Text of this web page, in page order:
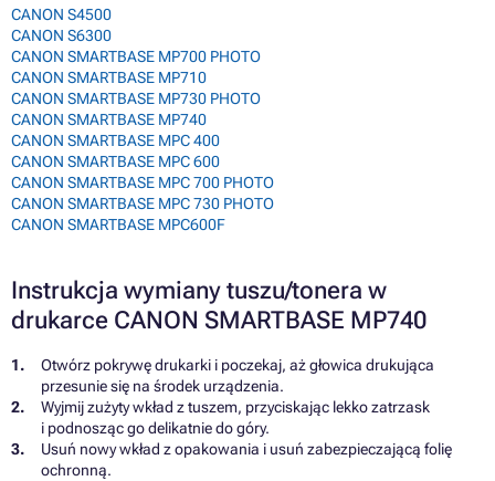
CANON S4500
CANON S6300
CANON SMARTBASE MP700 PHOTO
CANON SMARTBASE MP710
CANON SMARTBASE MP730 PHOTO
CANON SMARTBASE MP740
CANON SMARTBASE MPC 400
CANON SMARTBASE MPC 600
CANON SMARTBASE MPC 700 PHOTO
CANON SMARTBASE MPC 730 PHOTO
CANON SMARTBASE MPC600F
Instrukcja wymiany tuszu/tonera w
drukarce CANON SMARTBASE MP740
Otwórz pokrywę drukarki i poczekaj, aż głowica drukująca
przesunie się na środek urządzenia.
Wyjmij zużyty wkład z tuszem, przyciskając lekko zatrzask
i podnosząc go delikatnie do góry.
Usuń nowy wkład z opakowania i usuń zabezpieczającą folię
ochronną.